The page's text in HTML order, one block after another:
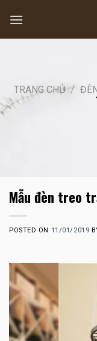
content
TRANG CHỦ /
Mẫu đèn treo
POSTED ON 11/01/2019